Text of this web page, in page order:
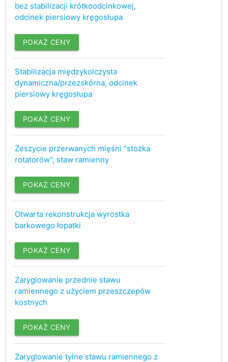
bez stabilizacji krótkoodcinkowej,
odcinek piersiowy kręgosłupa
POKAŻ CENY
Stabilizacja międzykolczysta
dynamiczna/przezskórna, odcinek
piersiowy kręgosłupa
POKAŻ CENY
Zeszycie przerwanych mięśni "stożka
rotatorów", staw ramienny
POKAŻ CENY
Otwarta rekonstrukcja wyrostka
barkowego łopatki
POKAŻ CENY
Zaryglowanie przednie stawu
ramiennego z użyciem przeszczepów
kostnych
POKAŻ CENY
Zaryglowanie tylne stawu ramiennego z